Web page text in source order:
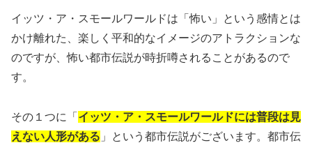
イッツ・ア・スモールワールドは「怖い」という感情とは
かけ離れた、楽しく平和的なイメージのアトラクションな
のですが、怖い都市伝説が時折噂されることがあるので
す。
その１つに「 イッツ・ア・スモールワールドには普段は見
えない人形がある 」という都市伝説がございます。都市伝